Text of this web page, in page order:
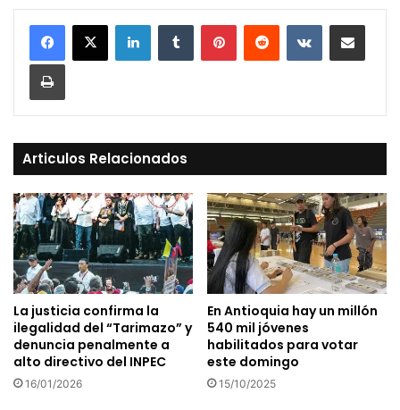
LinkedInTumblr PinterestReddit VKontakteCompartir vía Mail
Print
Articulos Relacionados
La justicia confirma la
ilegalidad del “Tarimazo” y
denuncia penalmente a
alto directivo del INPEC
16/01/2026
En Antioquia hay un millón
540 mil jóvenes
habilitados para votar
este domingo
15/10/2025